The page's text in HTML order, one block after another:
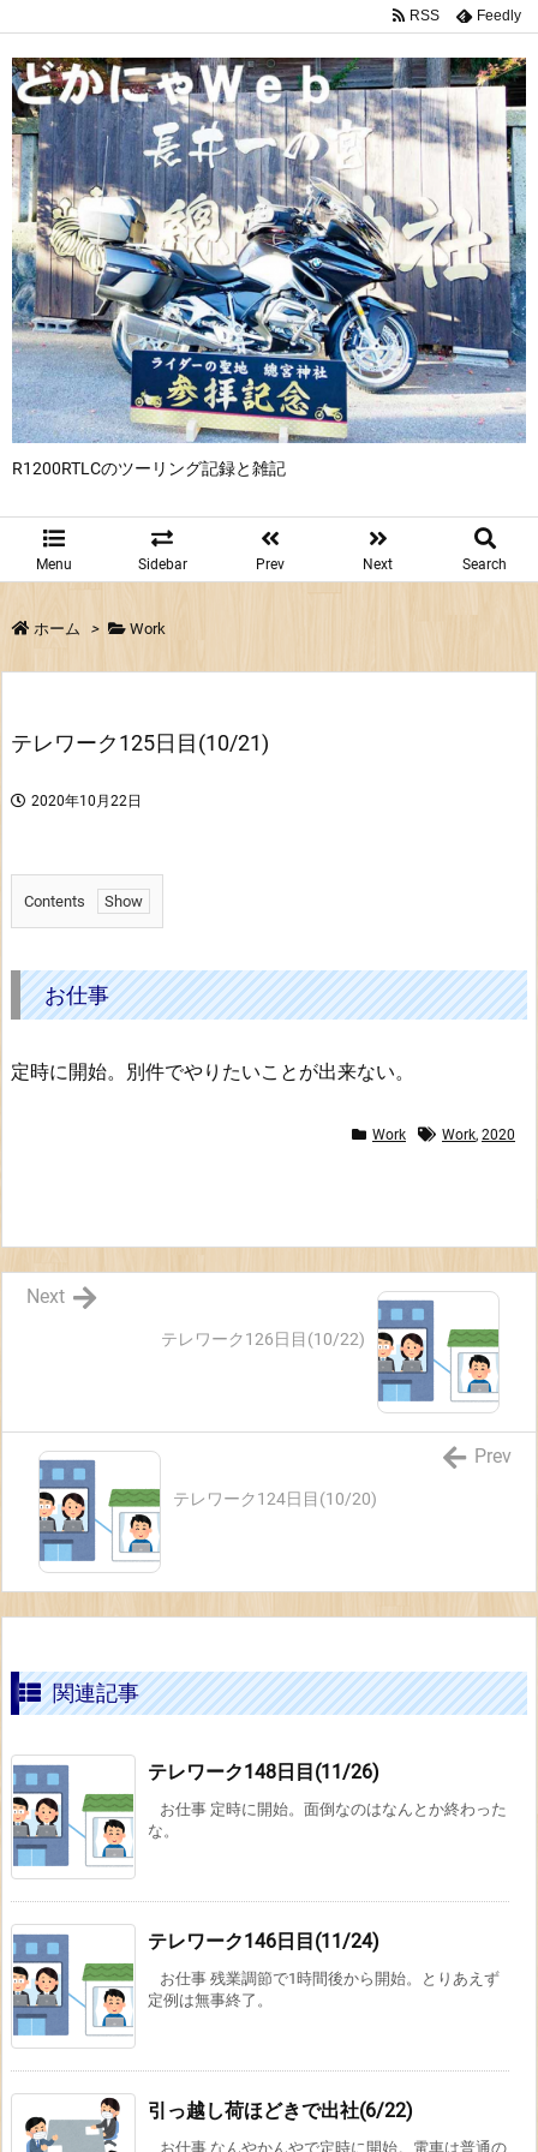
R1200RTLCのツーリング記録と雑記
Menu Sidebar Prev Next Search
RSS Feedly
ホーム > Work
テレワーク125日目(10/21)
2020年10月22日
Contents
1.
仕
事
お仕事
定時に開始。別件でやりたいことが出来ない。
Work Work, 2020
テレワーク126日目(10/22)
Next
テレワーク124日目(10/20)
Prev
関連記事
テレワーク148日目(11/26)
お仕事 定時に開始。面倒なのはなんとか終わった
な。
テレワーク146日目(11/24)
お仕事 残業調節で1時間後から開始。とりあえず
定例は無事終了。
引っ越し荷ほどきで出社(6/22)
お仕事 なんやかんやで定時に開始。電車は普通の